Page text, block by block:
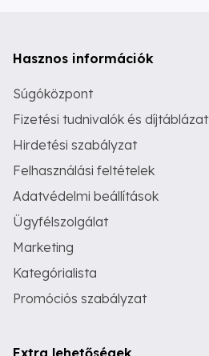
Hasznos információk
Súgóközpont
Fizetési tudnivalók és díjtáblázat
Hirdetési szabályzat
Felhasználási feltételek
Adatvédelmi beállítások
Ügyfélszolgálat
Marketing
Kategórialista
Promóciós szabályzat
Extra lehetőségek